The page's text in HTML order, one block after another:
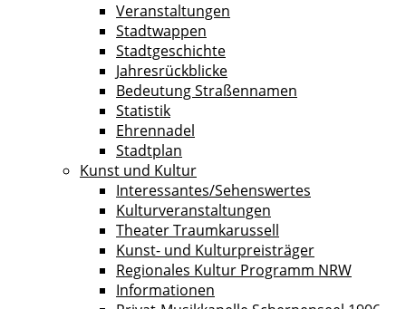
Veranstaltungen
Stadtwappen
Stadtgeschichte
Jahresrückblicke
Bedeutung Straßennamen
Statistik
Ehrennadel
Stadtplan
Kunst und Kultur
Interessantes/Sehenswertes
Kulturveranstaltungen
Theater Traumkarussell
Kunst- und Kulturpreisträger
Regionales Kultur Programm NRW
Informationen